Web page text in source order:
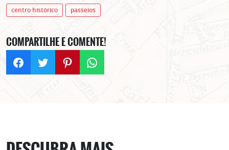
centro histórico
passeios
COMPARTILHE E COMENTE!